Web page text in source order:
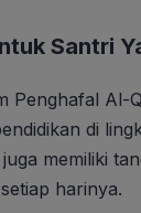
Santri
Penghafal Al-
di
memiliki
harinya.